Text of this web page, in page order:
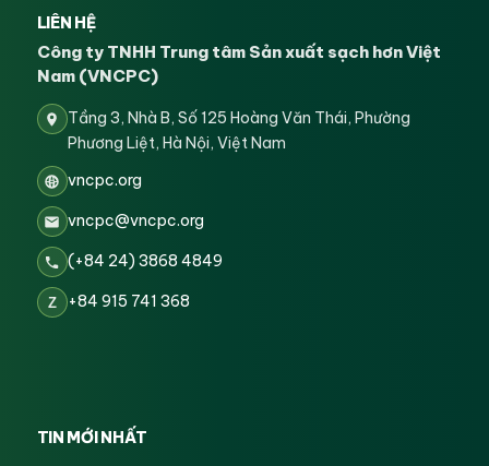
LIÊN HỆ
Công ty TNHH Trung tâm Sản xuất sạch hơn Việt
Nam (VNCPC)
Tầng 3, Nhà B, Số 125 Hoàng Văn Thái, Phường
Phương Liệt, Hà Nội, Việt Nam
vncpc.org
vncpc@vncpc.org
(+84 24) 3868 4849
Z +84 915 741 368
TIN MỚI NHẤT